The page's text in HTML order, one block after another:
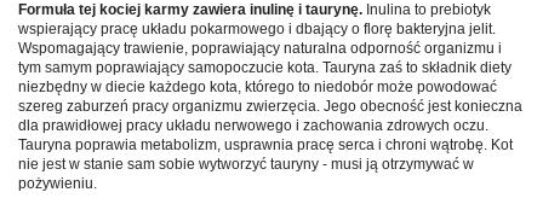
Formuła tej kociej karmy zawiera inulinę i taurynę. Inulina to prebiotyk
wspierający pracę układu pokarmowego i dbający o florę bakteryjna jelit.
Wspomagający trawienie, poprawiający naturalna odporność organizmu i
tym samym poprawiający samopoczucie kota. Tauryna zaś to składnik diety
niezbędny w diecie każdego kota, którego to niedobór może powodować
szereg zaburzeń pracy organizmu zwierzęcia. Jego obecność jest konieczna
dla prawidłowej pracy układu nerwowego i zachowania zdrowych oczu.
Tauryna poprawia metabolizm, usprawnia pracę serca i chroni wątrobę. Kot
nie jest w stanie sam sobie wytworzyć tauryny - musi ją otrzymywać w
pożywieniu.